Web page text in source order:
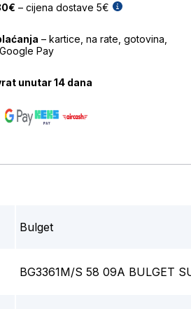
– cijena dostave 5€
– kartice, na rate, gotovina,
Pay
unutar 14 dana
Bulget
BG3361M/S 58 09A BULGET